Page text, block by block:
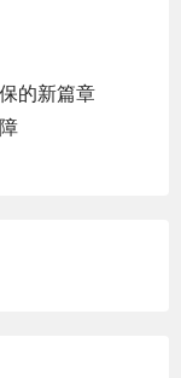
的新篇章